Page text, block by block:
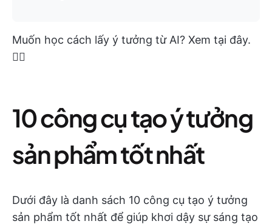
Muốn học cách lấy ý tưởng từ AI? Xem tại đây.
👇🏼
10 công cụ tạo ý tưởng
sản phẩm tốt nhất
Dưới đây là danh sách 10 công cụ tạo ý tưởng
sản phẩm tốt nhất để giúp khơi dậy sự sáng tạo